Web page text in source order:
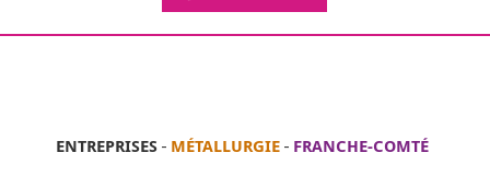
ENTREPRISES - MÉTALLURGIE - FRANCHE-COMTÉ